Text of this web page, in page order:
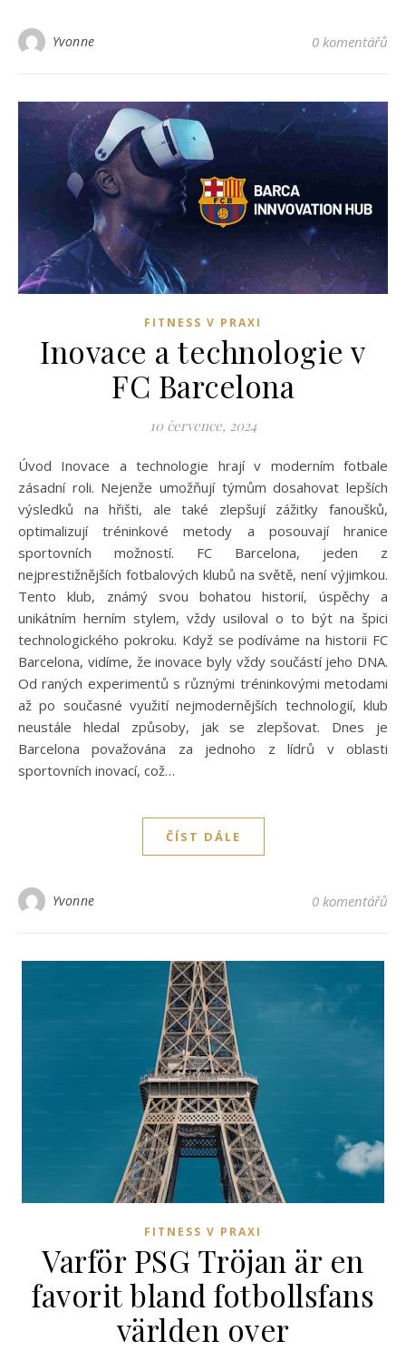
Yvonne 0 komentářů
FITNESS V PRAXI
Inovace a technologie v
FC Barcelona
10 července, 2024
Úvod Inovace a technologie hrají v moderním fotbale
zásadní roli. Nejenže umožňují týmům dosahovat lepších
výsledků na hřišti, ale také zlepšují zážitky fanoušků,
optimalizují tréninkové metody a posouvají hranice
sportovních možností. FC Barcelona, jeden z
nejprestižnějších fotbalových klubů na světě, není výjimkou.
Tento klub, známý svou bohatou historií, úspěchy a
unikátním herním stylem, vždy usiloval o to být na špici
technologického pokroku. Když se podíváme na historii FC
Barcelona, vidíme, že inovace byly vždy součástí jeho DNA.
Od raných experimentů s různými tréninkovými metodami
až po současné využití nejmodernějších technologií, klub
neustále hledal způsoby, jak se zlepšovat. Dnes je
Barcelona považována za jednoho z lídrů v oblasti
sportovních inovací, což…
ČÍST DÁLE
Yvonne 0 komentářů
FITNESS V PRAXI
Varför PSG Tröjan är en
favorit bland fotbollsfans
världen over